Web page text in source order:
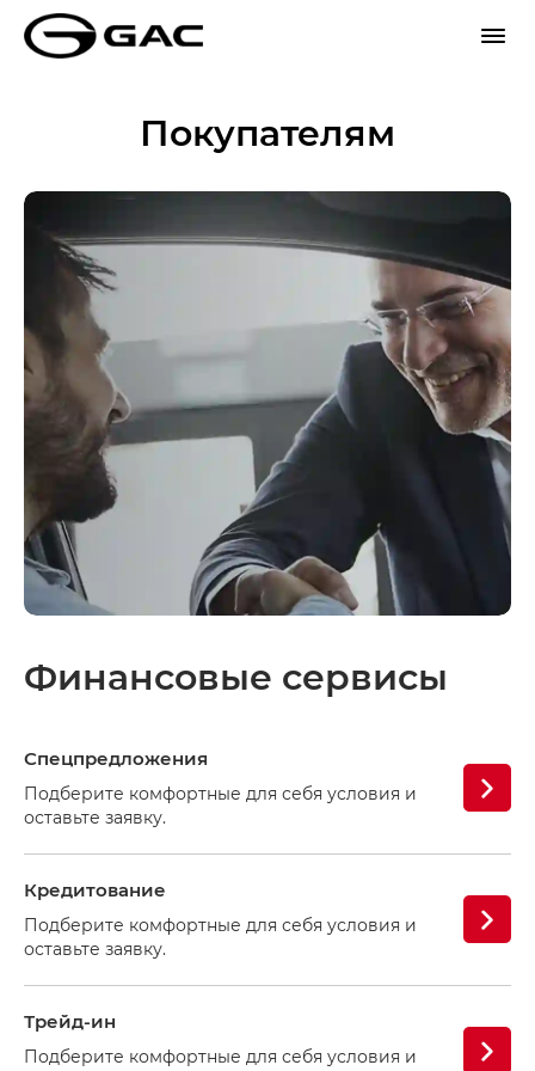
Покупателям
Финансовые сервисы
Спецпредложения
Подберите комфортные для себя условия и
оставьте заявку.
Кредитование
Подберите комфортные для себя условия и
оставьте заявку.
Трейд-ин
Подберите комфортные для себя условия и